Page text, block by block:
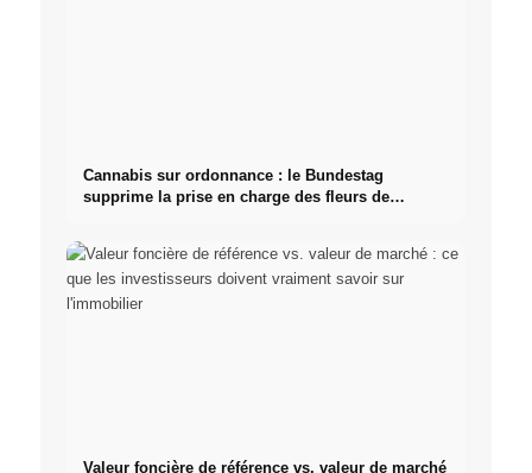
Cannabis sur ordonnance : le Bundestag
supprime la prise en charge des fleurs de
Valeur foncière de référence vs. valeur de marché